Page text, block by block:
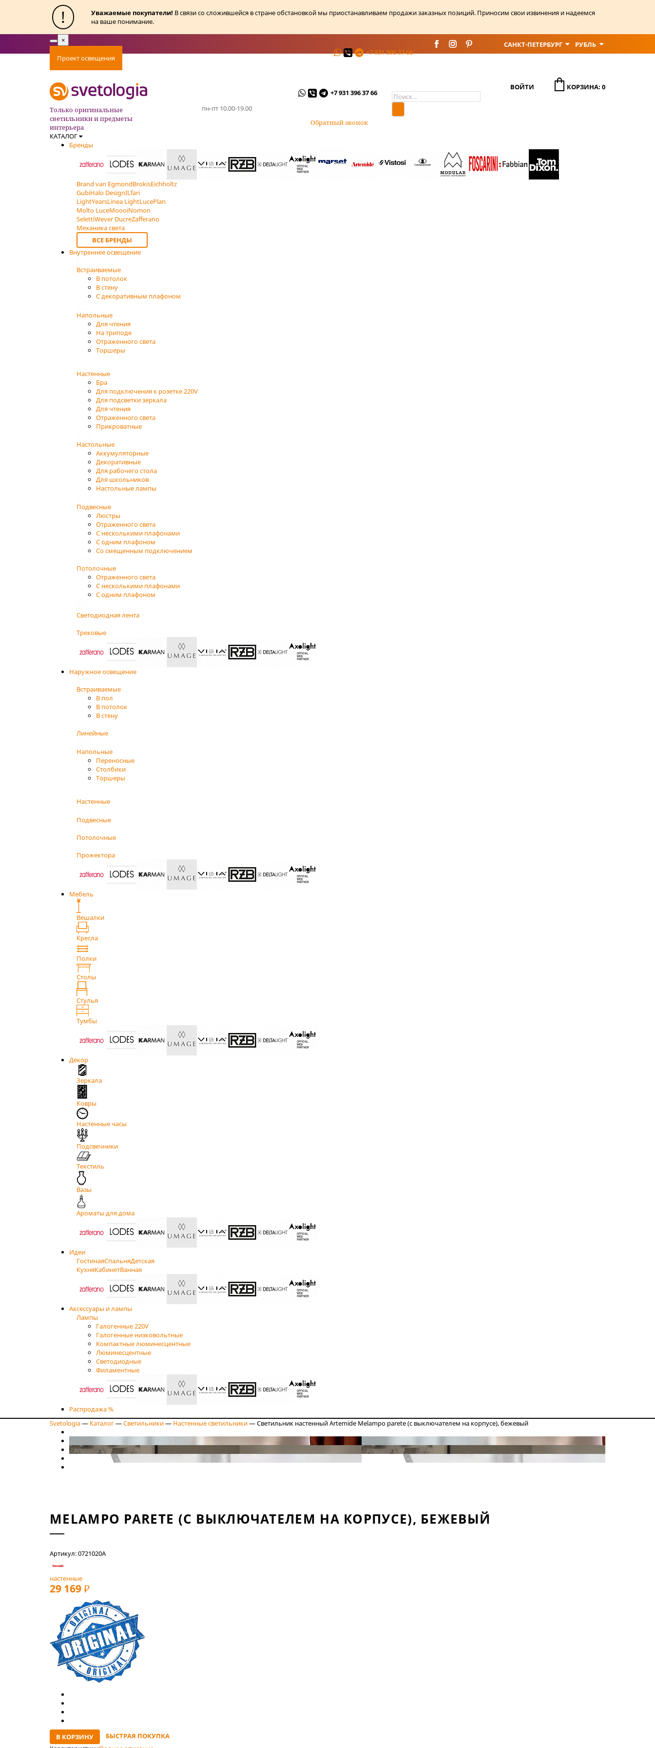
! Уважаемые покупатели! В связи со сложившейся в стране обстановкой мы приостанавливаем продажи заказных позиций. Приносим свои извинения и надеемся
на ваше понимание.
Toggle
×
Проект освещения
+7 931 396 37 66
САНКТ-ПЕТЕРБУРГ РУБЛЬ
Только оригинальные
светильники и предметы
интерьера
пн-пт 10.00-19.00
+7 931 396 37 66
Обратный звонок
ВОЙТИ КОРЗИНА: 0
КАТАЛОГ
Бренды
Brand van EgmondBrokisEichholtz
GubiHalo DesignILfari
LightYearsLinea LightLucePlan
Molto LuceMoooiNomon
SelettiWever DucreZafferano
Механика света
ВСЕ БРЕНДЫ
Внутреннее освещение
Встраиваемые
В потолок
В стену
С декоративным плафоном
Напольные
Для чтения
На триподе
Отраженного света
Торшеры
Настенные
Бра
Для подключения к розетке 220V
Для подсветки зеркала
Для чтения
Отраженного света
Прикроватные
Настольные
Аккумуляторные
Декоративные
Для рабочего стола
Для школьников
Настольные лампы
Подвесные
Люстры
Отраженного света
С несколькими плафонами
С одним плафоном
Со смещенным подключением
Потолочные
Отраженного света
С несколькими плафонами
С одним плафоном
Светодиодная лента
Трековые
Наружное освещение
Встраиваемые
В пол
В потолок
В стену
Линейные
Напольные
Переносные
Столбики
Торшеры
Настенные
Подвесные
Потолочные
Прожектора
Мебель
Вешалки
Кресла
Полки
Столы
Стулья
Тумбы
Декор
Зеркала
Ковры
Настенные часы
Подсвечники
Текстиль
Вазы
Ароматы для дома
Идеи
ГостинаяСпальняДетская
КухняКабинетВанная
Аксессуары и лампы
Лампы
Галогенные 220V
Галогенные низковольтные
Компактные люминесцентные
Люминесцентные
Светодиодные
Филаментные
Распродажа %
Svetologia— Каталог—Светильники— Настенные светильники—Светильник настенный Artemide Melampo parete (с выключателем на корпусе), бежевый
MELAMPO PARETE (С ВЫКЛЮЧАТЕЛЕМ НА КОРПУСЕ), БЕЖЕВЫЙ
Артикул: 0721020A
настенные
29 169 РУБ
В КОРЗИНУ
БЫСТРАЯ ПОКУПКА